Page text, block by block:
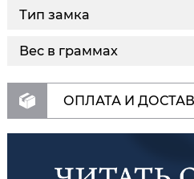
Тип замка
Вес в граммах
ОПЛАТА И